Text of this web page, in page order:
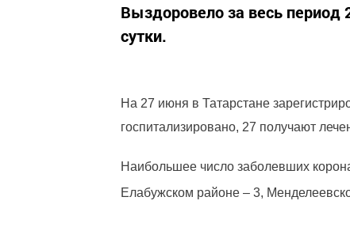
Выздоровело за весь период
сутки.
На 27 июня в Татарстане
госпитализировано, 27 получают
Наибольшее число заболевших
Елабужском районе – 3,